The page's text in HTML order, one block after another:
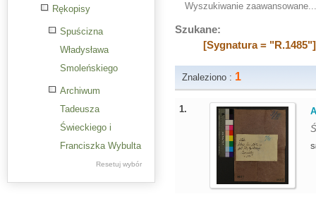
Rękopisy
Spuścizna
Władysława
Smoleńskiego
Archiwum
Tadeusza
Świeckiego i
Franciszka Wybulta
SpuściznaResetuj wybór
Wyszukiwanie zaawansowane...
Szukane:
[Sygnatura = "R.1485"]
Znaleziono : 1
1.